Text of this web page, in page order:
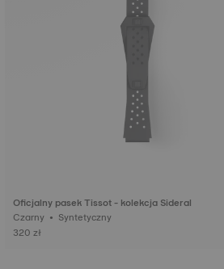
Oficjalny pasek Tissot - kolekcja Sideral
Czarny • Syntetyczny
320 zł